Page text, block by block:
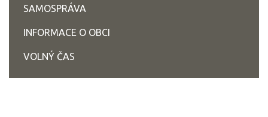
SAMOSPRÁVA
INFORMACE O OBCI
VOLNÝ ČAS